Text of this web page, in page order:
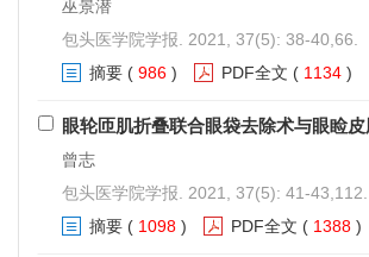
巫景潜
包头医学院学报. 2021, 37(5): 38-40,66.
摘要 ( 986 ) PDF全文 ( 1134 )
眼轮匝肌折叠联合眼袋去除术与眼睑
曾志
包头医学院学报. 2021, 37(5): 41-43,112.
摘要 ( 1098 ) PDF全文 ( 1388 )